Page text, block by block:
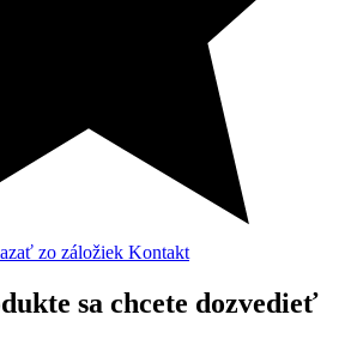
zo záložiek Kontakt
sa chcete dozvedieť